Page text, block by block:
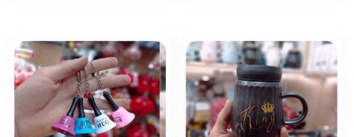
انواع
مختلفی
می
باشد.
گزینه
انواع
مختلفی
می
باشد.
گزینه